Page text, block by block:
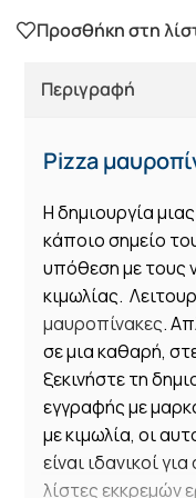
Προσθήκη στη
Περιγραφή
Pizza
Η δημιουργία
κάποιο σημείο
υπόθεση με τους
κιμωλίας.
μαυροπίνακες.
σε μια καθαρή,
ξεκινήστε τη
εγγραφής με
με κιμωλία, οι
είναι ιδανικοί
λίστες εκκρεμών